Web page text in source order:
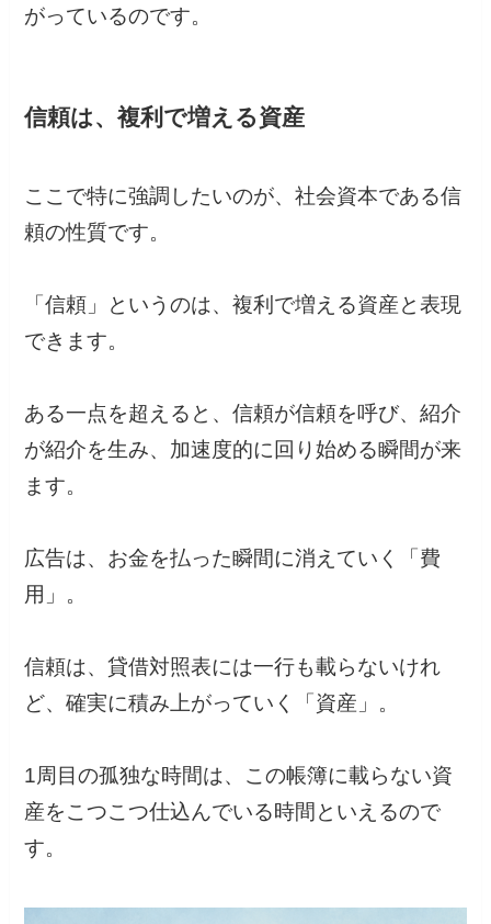
がっているのです。
信頼は、複利で増える資産
ここで特に強調したいのが、社会資本である信
頼の性質です。
「信頼」というのは、複利で増える資産と表現
できます。
ある一点を超えると、信頼が信頼を呼び、紹介
が紹介を生み、加速度的に回り始める瞬間が来
ます。
広告は、お金を払った瞬間に消えていく「費
用」。
信頼は、貸借対照表には一行も載らないけれ
ど、確実に積み上がっていく「資産」。
1周目の孤独な時間は、この帳簿に載らない資
産をこつこつ仕込んでいる時間といえるので
す。